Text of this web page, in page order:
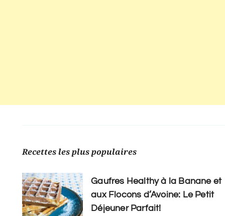
Recettes les plus populaires
Gaufres Healthy à la Banane et
aux Flocons d’Avoine: Le Petit
Déjeuner Parfait!